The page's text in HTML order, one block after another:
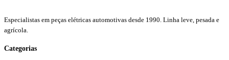
Especialistas em peças elétricas automotivas desde 1990. Linha leve, pesada e
agrícola.
Categorias